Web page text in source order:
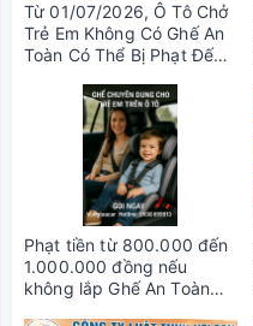
Từ 01/07/2026, Ô Tô Chở
Trẻ Em Không Có Ghế An
Toàn Có Thể Bị Phạt Đến 1
Phạt tiền từ 800.000 đến
1.000.000 đồng nếu
không lắp Ghế An Toàn